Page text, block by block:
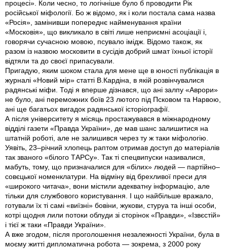
процесі». Коли чесно, то логічніше було б проводити Рік
російської міфології. Бо ж відомо, як і коли постала сама назва
«Росія», замінивши попереднє найменування країни
«Московія», що викликало в світі лише неприємні асоціації і,
говорячи сучасною мовою, псувало імідж. Відомо також, як
разом із назвою московити в сусідів добрий шмат їхньої історії
відтяли та до своєї припасували.
Пригадую, яким шоком стала для мене ще в юності публікація в
журналі «Новий мір» статті В.Кардіна, в якій розвінчувалися
радянські міфи. Тоді я вперше дізнався, що ані залпу «Аврори»
не було, ані переможних боїв 23 лютого під Псковом та Нарвою,
ані ще багатьох вигадок радянської історіографії.
А після університету я місяць простажувався в міжнародному
відділі газети «Правда України», де мав шанс залишитися на
штатній роботі, але не залишився через ту ж таки міфологію.
Уявіть, 23–річний хлопець раптом отримав доступ до матеріалів
так званого «білого ТАРСу». Так ті спецвипуски називалися,
мабуть, тому, що призначалися для «білих» людей — партійно–
совєцької номенклатури. На відміну від брехливої преси для
«широкого читача», вони містили адекватну інформацію, але
тільки для службового користування. І що найбільше вражало,
готували їх ті самі «виїзні» бовіни, жукови, стуруа та інші особи,
котрі щодня лили потоки облуди зі сторінок «Правди», «Ізвєстій»
і тієї ж таки «Правди України».
А вже згодом, після проголошення незалежності України, була в
моєму житті дипломатична робота — зокрема, з 2000 року